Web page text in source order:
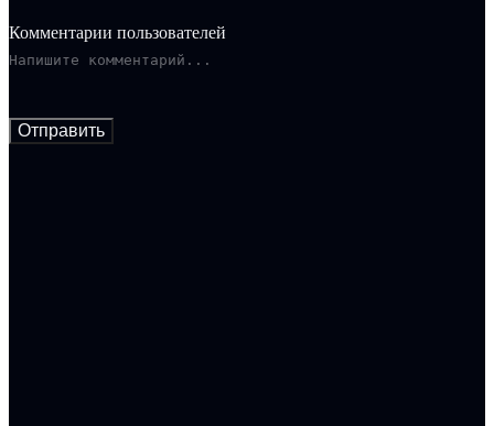
Комментарии пользователей
Отправить